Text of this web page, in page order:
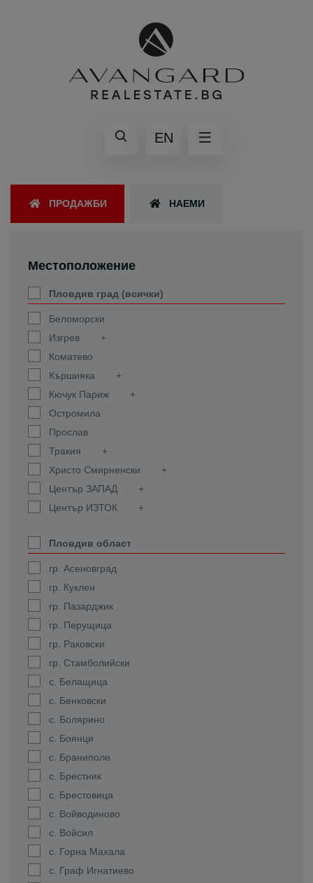
EN
ПРОДАЖБИ НАЕМИ
Местоположение
Пловдив град (всички)
Беломорски
Изгрев
Коматево
Кършияка
Кючук Париж
Остромила
Прослав
Тракия
Христо Смирненски
Център ЗАПАД
Център ИЗТОК
Пловдив област
гр. Асеновград
гр. Куклен
гр. Пазарджик
гр. Перущица
гр. Раковски
гр. Стамболийски
с. Белащица
с. Бенковски
с. Болярино
с. Боянци
с. Браниполе
с. Брестник
с. Брестовица
с. Войводиново
с. Войсил
с. Горна Махала
с. Граф Игнатиево